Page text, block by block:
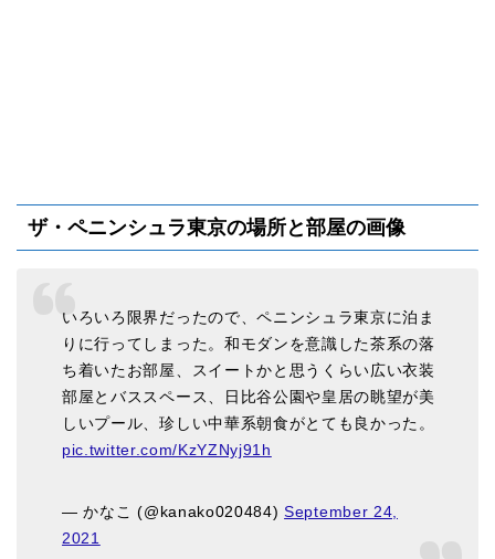
ザ・ペニンシュラ東京の場所と部屋の画像
いろいろ限界だったので、ペニンシュラ東京に泊ま
りに行ってしまった。和モダンを意識した茶系の落
ち着いたお部屋、スイートかと思うくらい広い衣装
部屋とバススペース、日比谷公園や皇居の眺望が美
しいプール、珍しい中華系朝食がとても良かった。
pic.twitter.com/KzYZNyj91h
— かなこ (@kanako020484)September 24,
2021